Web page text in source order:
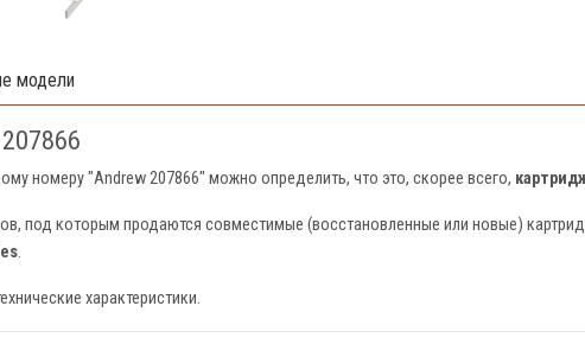
модели
номеру "Andrew 207866" можно определить, что это, скорее всего,
под которым продаются совместимые (восстановленные или новые)
.
характеристики.